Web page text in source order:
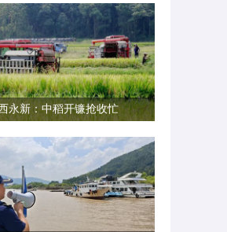
永新：中稻开镰抢收忙